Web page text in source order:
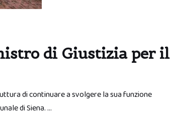
di Giustizia per il
di continuare a svolgere la sua funzione
di Siena. …